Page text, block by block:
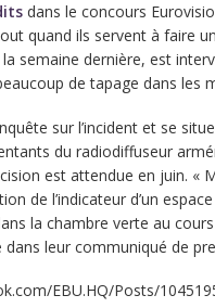
dans le concours
quand ils servent à faire
semaine dernière, est
de tapage dans les
sur l’incident et se
du radiodiffuseur
est attendue en juin. «
de l’indicateur d’un
la chambre verte au cours
leur communiqué de
EBU.HQ/Posts/